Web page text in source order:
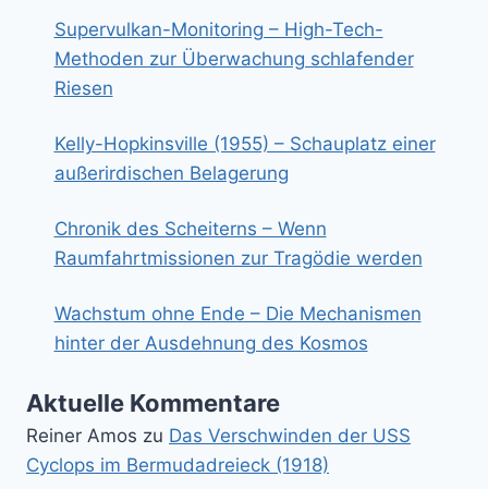
Supervulkan-Monitoring – High-Tech-
Methoden zur Überwachung schlafender
Riesen
Kelly-Hopkinsville (1955) – Schauplatz einer
außerirdischen Belagerung
Chronik des Scheiterns – Wenn
Raumfahrtmissionen zur Tragödie werden
Wachstum ohne Ende – Die Mechanismen
hinter der Ausdehnung des Kosmos
Aktuelle Kommentare
Reiner Amos zu Das Verschwinden der USS
Cyclops im Bermudadreieck (1918)